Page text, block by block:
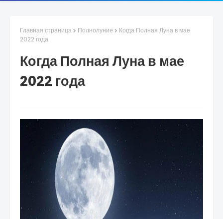
Главная страница Полнолуние
Когда Полная Луна в мае
2022 года
Когда Полная Луна в мае
2022 года